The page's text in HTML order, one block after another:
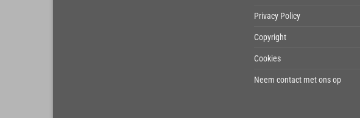
Privacy Policy
Copyright
Cookies
Neem contact met ons op